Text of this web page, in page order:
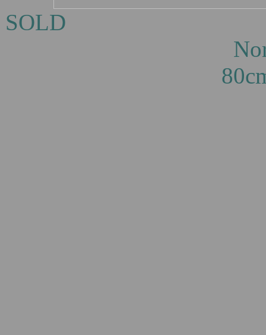
North Point